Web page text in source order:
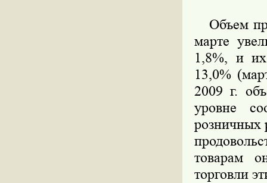
Объем
марте
1,8%, и их
13,0%
2009 г.
уровне
розничных
товарам
торговли